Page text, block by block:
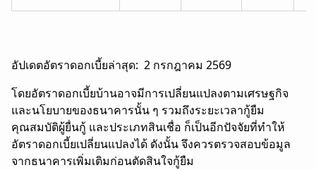
อัปเดตอัตราดอกเบี้ยล่าสุด: 2 กรกฎาคม 2569
โดยอัตราดอกเบี้ยบ้านอาจมีการเปลี่ยนแปลงตามเศรษฐกิจ
และนโยบายของธนาคารนั้น ๆ รวมถึงระยะเวลากู้ยืม
คุณสมบัติผู้ยื่นกู้ และประเภทสินเชื่อ ก็เป็นอีกปัจจัยที่ทำให้
อัตราดอกเบี้ยเปลี่ยนแปลงได้ ดังนั้น จึงควรตรวจสอบข้อมูล
จากธนาคารเพิ่มเติมก่อนตัดสินใจกู้ยืม